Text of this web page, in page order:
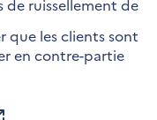
ruissellement de
que les clients sont
en contre-partie